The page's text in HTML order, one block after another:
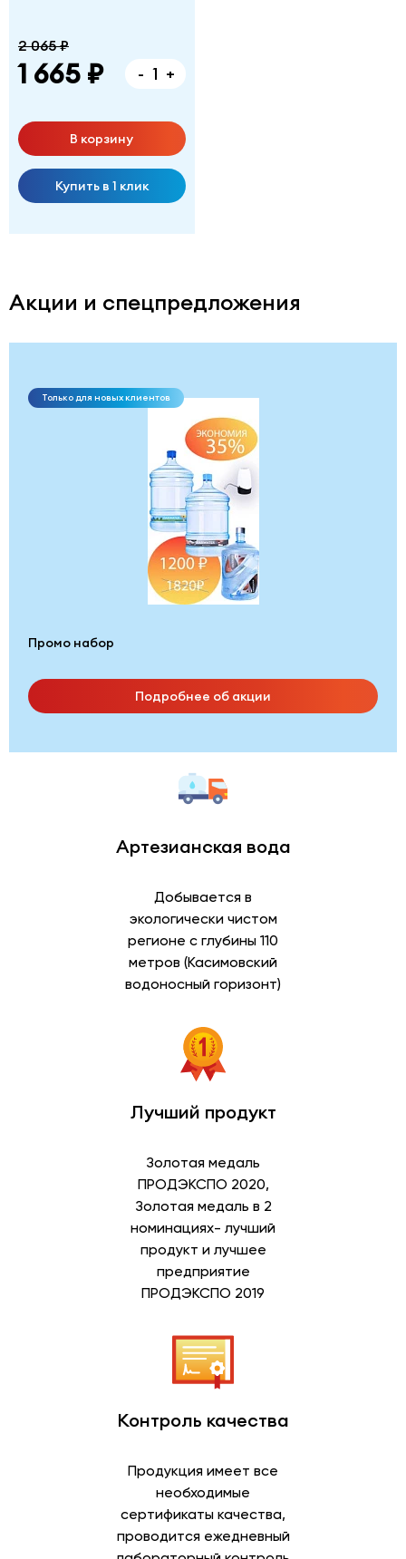
2 065 ₽
1 665 ₽ - +
В корзину
Купить в 1 клик
Акции и спецпредложения
Только для новых клиентов
Промо набор
Подробнее об акции
Артезианская вода
Добывается в
экологически чистом
регионе с глубины 110
метров (Касимовский
водоносный горизонт)
Лучший продукт
Золотая медаль
ПРОДЭКСПО 2020,
Золотая медаль в 2
номинациях- лучший
продукт и лучшее
предприятие
ПРОДЭКСПО 2019
Контроль качества
Продукция имеет все
необходимые
сертификаты качества,
проводится ежедневный